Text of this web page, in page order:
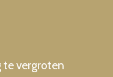
te vergroten